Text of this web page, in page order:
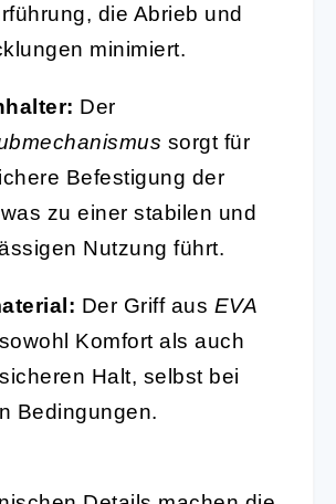
die Abrieb und
minimiert.
Der
sorgt für
Befestigung der
zu einer stabilen und
Nutzung führt.
Der Griff aus EVA
Komfort als auch
Halt, selbst bei
Bedingungen.